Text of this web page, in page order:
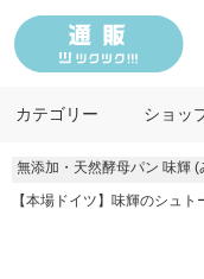
カテゴリー ショッ
無添加・天然酵母パン 味輝 (
【本場ドイツ】味輝のシュ